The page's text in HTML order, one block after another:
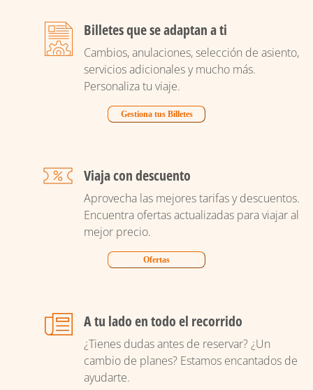
Billetes que se adaptan a ti
Cambios, anulaciones, selección de asiento,
servicios adicionales y mucho más.
Personaliza tu viaje.
Gestiona tus Billetes
Viaja con descuento
Aprovecha las mejores tarifas y descuentos.
Encuentra ofertas actualizadas para viajar al
mejor precio.
Ofertas
A tu lado en todo el recorrido
¿Tienes dudas antes de reservar? ¿Un
cambio de planes? Estamos encantados de
ayudarte.